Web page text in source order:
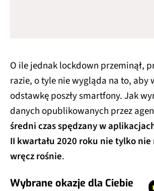
O ile jednak lockdown przeminął,
razie, o tyle nie wygląda na to, aby
odstawkę poszły smartfony. Jak
danych opublikowanych przez
średni czas spędzany w
II kwartału 2020 roku nie tylko nie
wręcz rośnie.
Wybrane okazje dla Ciebie